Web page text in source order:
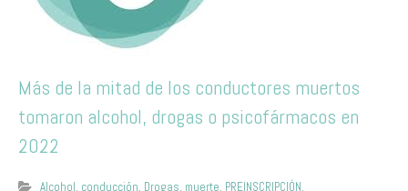
Más de la mitad de los conductores muertos
tomaron alcohol, drogas o psicofármacos en
2022
Alcohol, conducción, Drogas, muerte, PREINSCRIPCIÓN,